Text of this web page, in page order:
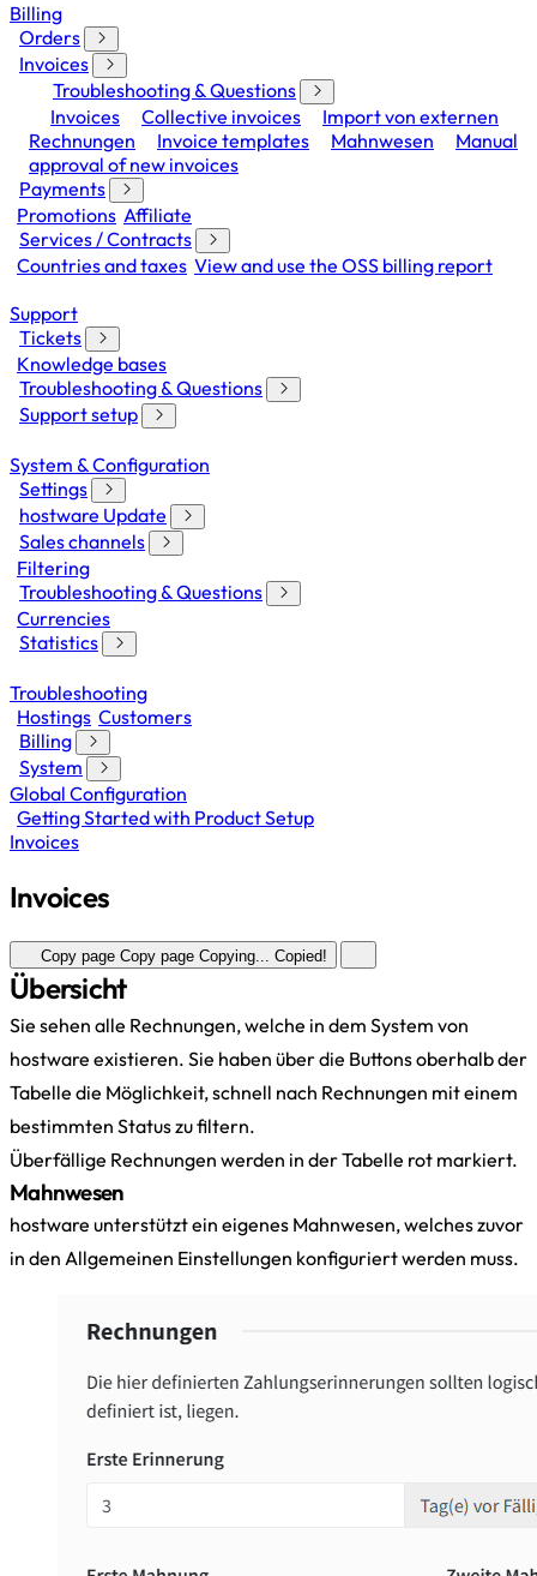
Billing
Orders
Invoices
Troubleshooting & Questions
Invoices
Collective invoices
Import von externen
Rechnungen
Invoice templates Mahnwesen
Manual
approval of new invoices
Payments
Promotions Affiliate
Services / Contracts
Countries and taxes View and use the OSS billing report
Support
Tickets
Knowledge bases
Troubleshooting & Questions
Support setup
System & Configuration
Settings
hostware Update
Sales channels
Filtering
Troubleshooting & Questions
Currencies
Statistics
Troubleshooting
Hostings Customers
Billing
System
Global Configuration
Getting Started with Product Setup
Invoices
Invoices
Copy page Copy page Copying... Copied!
Übersicht
Sie sehen alle Rechnungen, welche in dem System von
hostware existieren. Sie haben über die Buttons oberhalb der
Tabelle die Möglichkeit, schnell nach Rechnungen mit einem
bestimmten Status zu filtern.
Überfällige Rechnungen werden in der Tabelle rot markiert.
Mahnwesen
hostware unterstützt ein eigenes Mahnwesen, welches zuvor
in den Allgemeinen Einstellungen konfiguriert werden muss.